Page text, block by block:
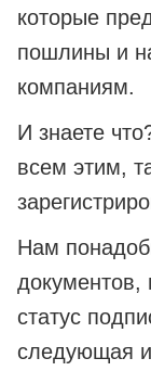
которые
пошлины и
компаниям.
И знаете
всем этим,
Нам
статус
следующая